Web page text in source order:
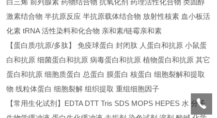
白三烯 前列腺素 药物结合物 抗氧化剂 药理活性化合物 类固醇
激素结合物 半抗原反应 半抗原载体结合物 放射性核素 血小板活
化素 tRNA 活性染料和化合物 亲和素/链霉亲和素
【蛋白质/抗原/多肽】 免疫球蛋白 封闭肽 人蛋白和抗原 小鼠蛋
白和抗原 细菌蛋白和抗原 病毒蛋白和抗原 植物蛋白和抗原 其它
蛋白和抗原 细胞质蛋白 总蛋白 膜蛋白 核蛋白 细胞裂解和提取
物 线粒体蛋白 细胞裂解 组织提取 重组细胞因子
【常用生化试剂】EDTA DTT Tris SDS MOPS HEPES 水 分子